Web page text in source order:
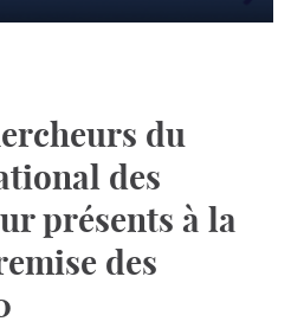
du
des
présents à la
des